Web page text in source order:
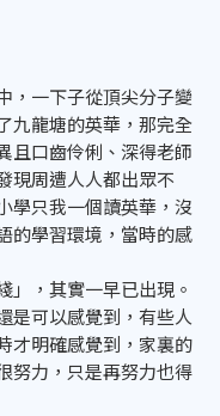
，一下子從頂尖分子變
九龍塘的英華，那完全
且口齒伶俐、深得老師
現周遭人人都出眾不
學只我一個讀英華，沒
的學習環境，當時的感
」，其實一早已出現。
是可以感覺到，有些人
才明確感覺到，家裏的
努力，只是再努力也得